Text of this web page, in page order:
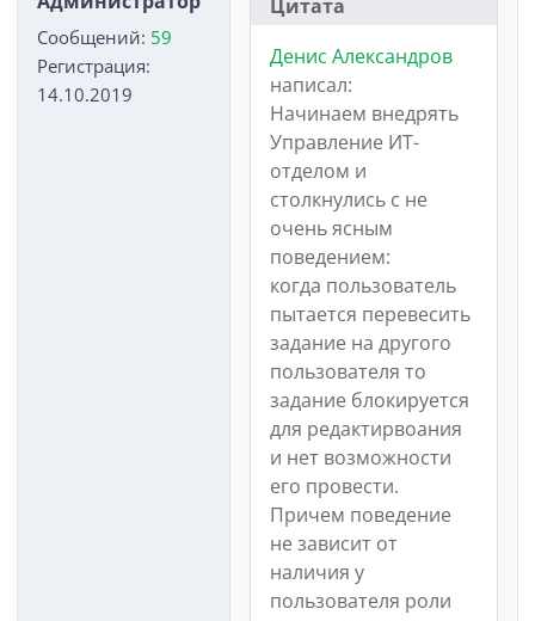
Сообщений: 59
Регистрация:
14.10.2019
Цитата
Денис Александров
написал:
Начинаем внедрять
Управление ИТ-
отделом и
столкнулись с не
очень ясным
поведением:
когда пользователь
пытается перевесить
задание на другого
пользователя то
задание блокируется
для редактирвоания
и нет возможности
его провести.
Причем поведение
не зависит от
наличия у
пользователя роли